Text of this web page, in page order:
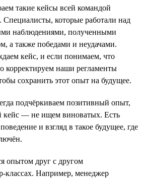
такие кейсы всей командой
Специалисты, которые работали над
наблюдениями, полученными
а также победами и неудачами.
кейс, и если понимаем, что
корректируем наши регламенты
сохранить этот опыт на будущее.
подчёркиваем позитивный опыт,
кейс — не ищем виноватых. Есть
и взгляд в такое будущее, где
опытом друг с другом
классах. Например, менеджер